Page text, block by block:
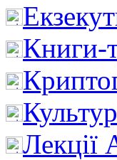
Книги-
Лекції